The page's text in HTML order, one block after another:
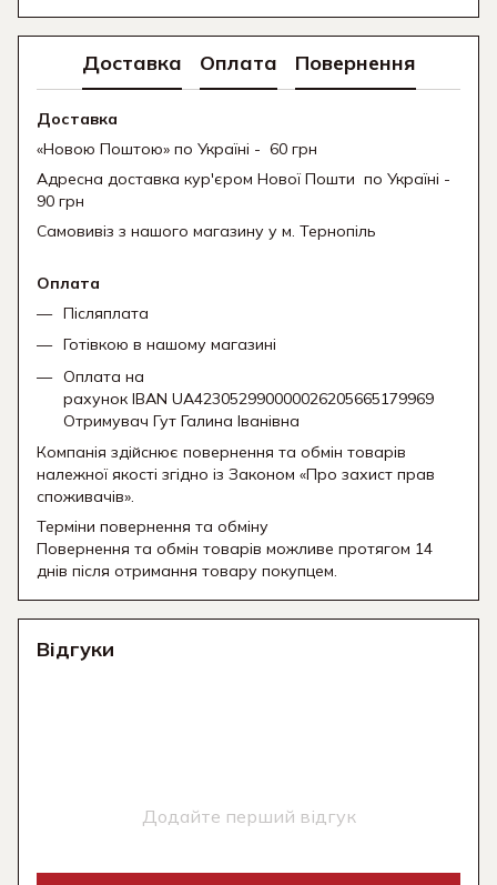
Доставка Оплата Повернення
Доставка
«Новою Поштою» по Україні - 60 грн
Адресна доставка кур'єром Нової Пошти по Україні -
90 грн
Самовивіз з нашого магазину у м. Тернопіль
Оплата
Післяплата
Готівкою в нашому магазині
Оплата на
рахунок IBAN UA423052990000026205665179969
Отримувач Гут Галина Іванівна
Компанія здійснює повернення та обмін товарів
належної якості згідно із Законом «Про захист прав
споживачів».
Терміни повернення та обміну
Повернення та обмін товарів можливе протягом 14
днів після отримання товару покупцем.
Відгуки
Додайте перший відгук